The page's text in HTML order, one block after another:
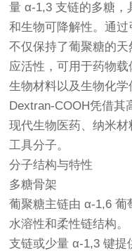
量 α-1,3 支链的多糖，
和生物可降解性。通
不仅保持了葡聚糖的
应活性，可用于药物
生物材料以及生物化学
Dextran-COOH凭借其
现代生物医药、纳米
工具分子。
分子结构与特性
多糖骨架
葡聚糖主链由 α-1,6 葡
水溶性和柔性链结构。
支链或少量 α-1,3 键提